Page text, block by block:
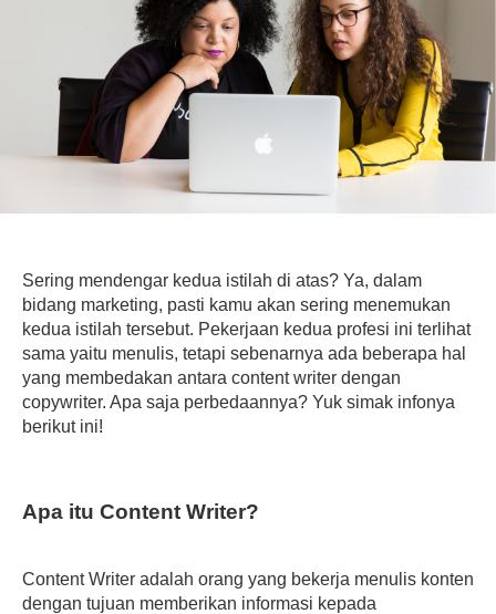
Sering mendengar kedua istilah di atas? Ya, dalam
bidang marketing, pasti kamu akan sering menemukan
kedua istilah tersebut. Pekerjaan kedua profesi ini terlihat
sama yaitu menulis, tetapi sebenarnya ada beberapa hal
yang membedakan antara content writer dengan
copywriter. Apa saja perbedaannya? Yuk simak infonya
berikut ini!
Apa itu Content Writer?
Content Writer adalah orang yang bekerja menulis konten
dengan tujuan memberikan informasi kepada